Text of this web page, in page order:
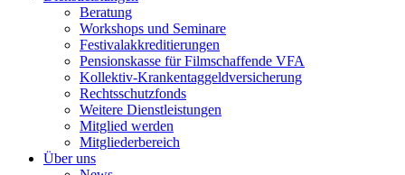
Beratung
Workshops und Seminare
Festivalakkreditierungen
Pensionskasse für Filmschaffende VFA
Kollektiv-Krankentaggeldversicherung
Rechtsschutzfonds
Weitere Dienstleistungen
Mitglied werden
Mitgliederbereich
Über uns